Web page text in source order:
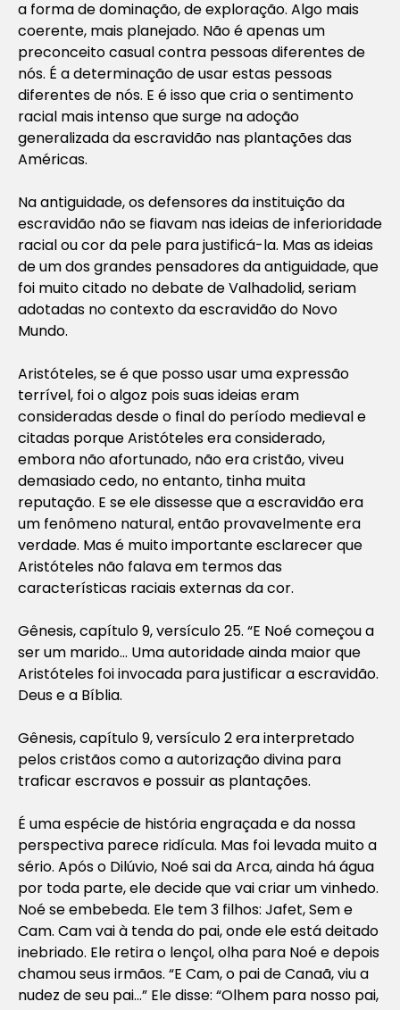
a forma de dominação, de exploração. Algo mais
coerente, mais planejado. Não é apenas um
preconceito casual contra pessoas diferentes de
nós. É a determinação de usar estas pessoas
diferentes de nós. E é isso que cria o sentimento
racial mais intenso que surge na adoção
generalizada da escravidão nas plantações das
Américas.
Na antiguidade, os defensores da instituição da
escravidão não se fiavam nas ideias de inferioridade
racial ou cor da pele para justificá-la. Mas as ideias
de um dos grandes pensadores da antiguidade, que
foi muito citado no debate de Valhadolid, seriam
adotadas no contexto da escravidão do Novo
Mundo.
Aristóteles, se é que posso usar uma expressão
terrível, foi o algoz pois suas ideias eram
consideradas desde o final do período medieval e
citadas porque Aristóteles era considerado,
embora não afortunado, não era cristão, viveu
demasiado cedo, no entanto, tinha muita
reputação. E se ele dissesse que a escravidão era
um fenômeno natural, então provavelmente era
verdade. Mas é muito importante esclarecer que
Aristóteles não falava em termos das
características raciais externas da cor.
Gênesis, capítulo 9, versículo 25. “E Noé começou a
ser um marido… Uma autoridade ainda maior que
Aristóteles foi invocada para justificar a escravidão.
Deus e a Bíblia.
Gênesis, capítulo 9, versículo 2 era interpretado
pelos cristãos como a autorização divina para
traficar escravos e possuir as plantações.
É uma espécie de história engraçada e da nossa
perspectiva parece ridícula. Mas foi levada muito a
sério. Após o Dilúvio, Noé sai da Arca, ainda há água
por toda parte, ele decide que vai criar um vinhedo.
Noé se embebeda. Ele tem 3 filhos: Jafet, Sem e
Cam. Cam vai à tenda do pai, onde ele está deitado
inebriado. Ele retira o lençol, olha para Noé e depois
chamou seus irmãos. “E Cam, o pai de Canaã, viu a
nudez de seu pai…” Ele disse: “Olhem para nosso pai,